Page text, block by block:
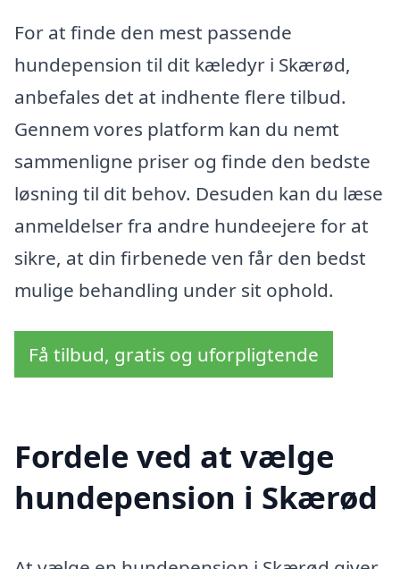
For at finde den mest passende
hundepension til dit kæledyr i Skærød,
anbefales det at indhente flere tilbud.
Gennem vores platform kan du nemt
sammenligne priser og finde den bedste
løsning til dit behov. Desuden kan du læse
anmeldelser fra andre hundeejere for at
sikre, at din firbenede ven får den bedst
mulige behandling under sit ophold.
Få tilbud, gratis og uforpligtende
Fordele ved at vælge
hundepension i Skærød